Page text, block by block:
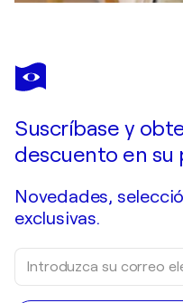
Suscríbase y
descuento en
Novedades,
exclusivas.